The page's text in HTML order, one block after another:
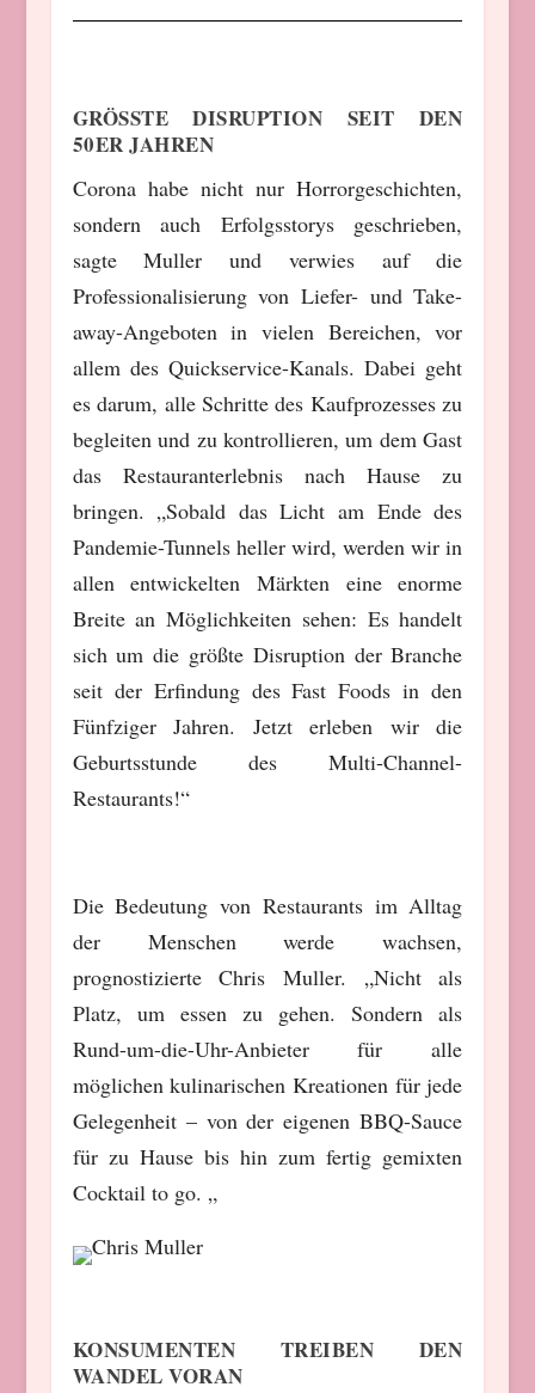
GRÖSSTE DISRUPTION SEIT DEN 5
0ER JAHREN
Corona habe nicht nur Horrorgeschichten,
sondern auch Erfolgsstorys geschrieben,
sagte Muller und verwies auf die
Professionalisierung von Liefer- und Take-
away-Angeboten in vielen Bereichen, vor
allem des Quickservice-Kanals. Dabei geht
es darum, alle Schritte des Kaufprozesses zu
begleiten und zu kontrollieren, um dem Gast
das Restauranterlebnis nach Hause zu
bringen. „Sobald das Licht am Ende des
Pandemie-Tunnels heller wird, werden wir in
allen entwickelten Märkten eine enorme
Breite an Möglichkeiten sehen: Es handelt
sich um die größte Disruption der Branche
seit der Erfindung des Fast Foods in den
Fünfziger Jahren. Jetzt erleben wir die
Geburtsstunde des Multi-Channel-
Restaurants!“
Die Bedeutung von Restaurants im Alltag
der Menschen werde wachsen,
prognostizierte Chris Muller. „Nicht als
Platz, um essen zu gehen. Sondern als
Rund-um-die-Uhr-Anbieter für alle
möglichen kulinarischen Kreationen für jede
Gelegenheit – von der eigenen BBQ-Sauce
für zu Hause bis hin zum fertig gemixten
Cocktail to go. „
KONSUMENTEN TREIBEN DEN
WANDEL VORAN